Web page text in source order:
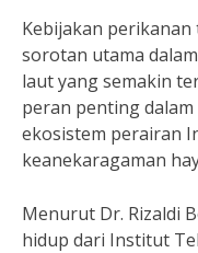
Kebijakan
sorotan utama
laut yang semakin
peran penting
ekosistem perairan
keanekaragaman
Menurut Dr. Rizaldi
hidup dari Institut